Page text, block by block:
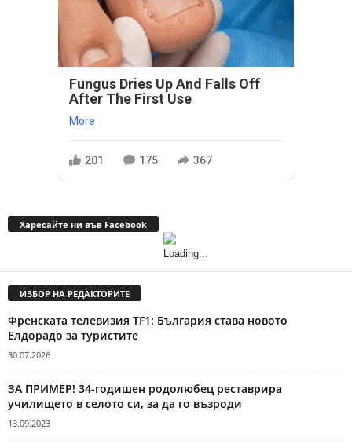
Fungus Dries Up And Falls Off
After The First Use
More
201 175 367
Харесайте ни във Facebook
ИЗБОР НА РЕДАКТОРИТЕ
Френската телевизия TF1: България става новото
Елдорадо за туристите
30.07.2026
ЗА ПРИМЕР! 34-годишен родолюбец реставрира
училището в селото си, за да го възроди
13.09.2023